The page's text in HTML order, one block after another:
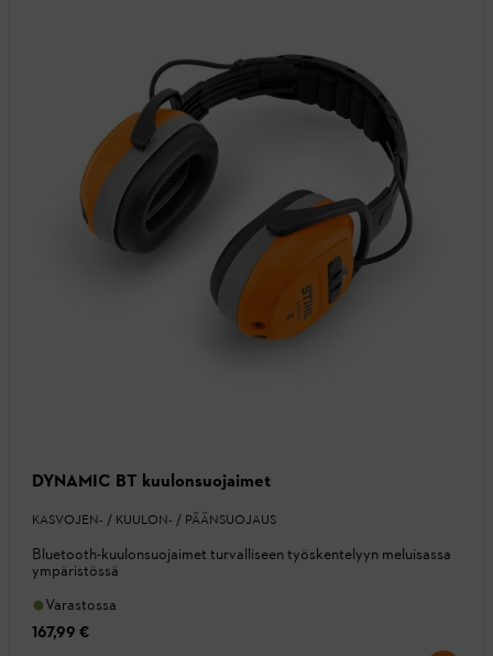
DYNAMIC BT kuulonsuojaimet
KASVOJEN- / KUULON- / PÄÄNSUOJAUS
Bluetooth-kuulonsuojaimet turvalliseen työskentelyyn meluisassa
ympäristössä
Varastossa
167,99 €